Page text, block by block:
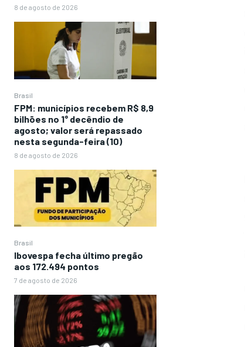
8 de agosto de 2026
Brasil
FPM: municípios recebem R$ 8,9
bilhões no 1° decêndio de
agosto; valor será repassado
nesta segunda-feira (10)
8 de agosto de 2026
Brasil
Ibovespa fecha último pregão
aos 172.494 pontos
7 de agosto de 2026